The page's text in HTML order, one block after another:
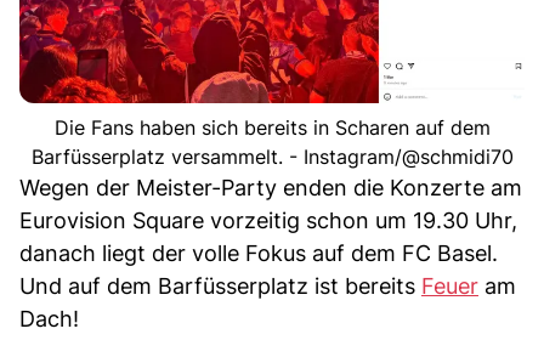
Die Fans haben sich bereits in Scharen auf dem
Barfüsserplatz versammelt. - Instagram/@schmidi70
Wegen der Meister-Party enden die Konzerte am
Eurovision Square vorzeitig schon um 19.30 Uhr,
danach liegt der volle Fokus auf dem FC Basel.
Und auf dem Barfüsserplatz ist bereits Feuer am
Dach!